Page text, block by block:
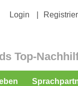
Login
Top-